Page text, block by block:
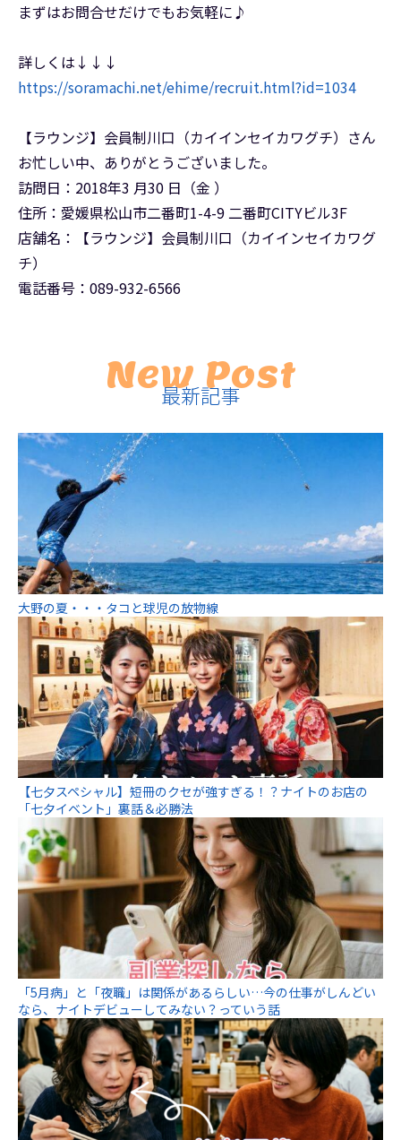
まずはお問合せだけでもお気軽に♪
詳しくは↓↓↓
https://soramachi.net/ehime/recruit.html?id=1034
【ラウンジ】会員制川口（カイインセイカワグチ）さん
お忙しい中、ありがとうございました。
訪問日：2018年3 月30 日（金 ）
住所：愛媛県松山市二番町1-4-9 二番町CITYビル3F
店舗名：【ラウンジ】会員制川口（カイインセイカワグ
チ）
電話番号：089-932-6566
New Post
最新記事
大野の夏・・・タコと球児の放物線
【七夕スペシャル】短冊のクセが強すぎる！？ナイトのお店の
「七夕イベント」裏話＆必勝法
「5月病」と「夜職」は関係があるらしい…今の仕事がしんどい
なら、ナイトデビューしてみない？っていう話